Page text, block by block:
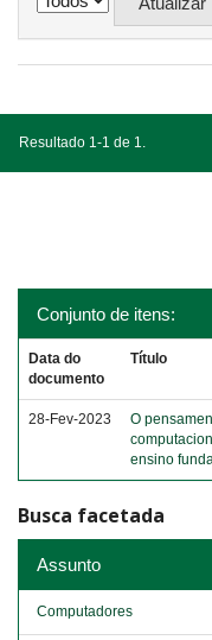
Resultado 1-1 de 1.
Conjunto de itens:
Data do
documento
Título
28-Fev-2023
O
ensino
Busca facetada
Assunto
Computadores